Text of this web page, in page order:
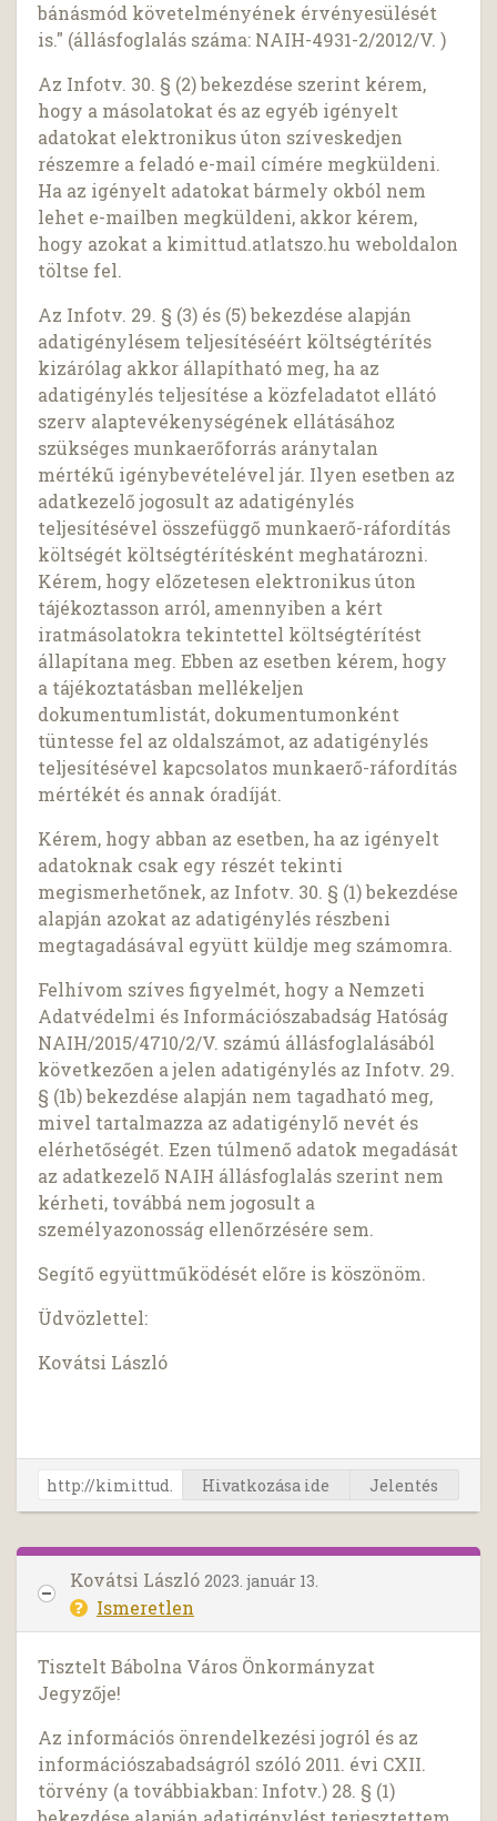
bánásmód követelményének érvényesülését
is." (állásfoglalás száma: NAIH-4931-2/2012/V. )
Az Infotv. 30. § (2) bekezdése szerint kérem,
hogy a másolatokat és az egyéb igényelt
adatokat elektronikus úton szíveskedjen
részemre a feladó e-mail címére megküldeni.
Ha az igényelt adatokat bármely okból nem
lehet e-mailben megküldeni, akkor kérem,
hogy azokat a kimittud.atlatszo.hu weboldalon
töltse fel.
Az Infotv. 29. § (3) és (5) bekezdése alapján
adatigénylésem teljesítéséért költségtérítés
kizárólag akkor állapítható meg, ha az
adatigénylés teljesítése a közfeladatot ellátó
szerv alaptevékenységének ellátásához
szükséges munkaerőforrás aránytalan
mértékű igénybevételével jár. Ilyen esetben az
adatkezelő jogosult az adatigénylés
teljesítésével összefüggő munkaerő-ráfordítás
költségét költségtérítésként meghatározni.
Kérem, hogy előzetesen elektronikus úton
tájékoztasson arról, amennyiben a kért
iratmásolatokra tekintettel költségtérítést
állapítana meg. Ebben az esetben kérem, hogy
a tájékoztatásban mellékeljen
dokumentumlistát, dokumentumonként
tüntesse fel az oldalszámot, az adatigénylés
teljesítésével kapcsolatos munkaerő-ráfordítás
mértékét és annak óradíját.
Kérem, hogy abban az esetben, ha az igényelt
adatoknak csak egy részét tekinti
megismerhetőnek, az Infotv. 30. § (1) bekezdése
alapján azokat az adatigénylés részbeni
megtagadásával együtt küldje meg számomra.
Felhívom szíves figyelmét, hogy a Nemzeti
Adatvédelmi és Információszabadság Hatóság
NAIH/2015/4710/2/V. számú állásfoglalásából
következően a jelen adatigénylés az Infotv. 29.
§ (1b) bekezdése alapján nem tagadható meg,
mivel tartalmazza az adatigénylő nevét és
elérhetőségét. Ezen túlmenő adatok megadását
az adatkezelő NAIH állásfoglalás szerint nem
kérheti, továbbá nem jogosult a
személyazonosság ellenőrzésére sem.
Segítő együttműködését előre is köszönöm.
Üdvözlettel:
Kovátsi László
Hivatkozása ide Jelentés
Kovátsi László 2023. január 13.
Ismeretlen
Tisztelt Bábolna Város Önkormányzat
Jegyzője!
Az információs önrendelkezési jogról és az
információszabadságról szóló 2011. évi CXII.
törvény (a továbbiakban: Infotv.) 28. § (1)